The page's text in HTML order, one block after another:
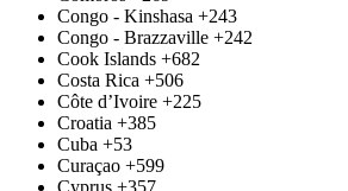
Congo - Kinshasa +243
Congo - Brazzaville +242
Cook Islands +682
Costa Rica +506
Côte d’Ivoire +225
Croatia +385
Cuba +53
Curaçao +599
Cyprus +357